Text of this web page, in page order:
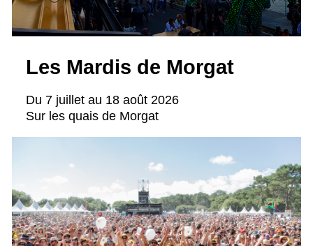
Les Mardis de Morgat
Du 7 juillet au 18 août 2026
Sur les quais de Morgat